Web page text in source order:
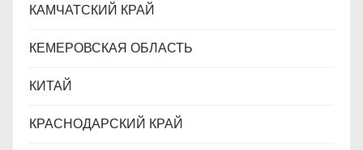
КАМЧАТСКИЙ КРАЙ
КЕМЕРОВСКАЯ ОБЛАСТЬ
КИТАЙ
КРАСНОДАРСКИЙ КРАЙ